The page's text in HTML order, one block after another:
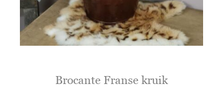
Brocante Franse kruik